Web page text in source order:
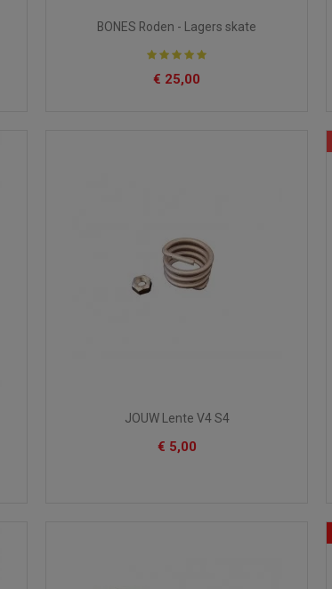
BONES Roden - Lagers skate
€ 25,00
JOUW Lente V4 S4
€ 5,00